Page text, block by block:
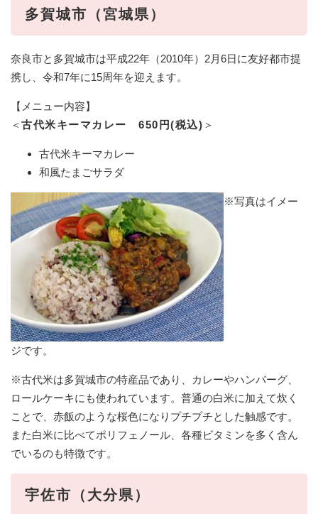
多賀城市（宮城県）
奈良市と多賀城市は平成22年（2010年）2月6日に友好都市提
携し、令和7年に15周年を迎えます。
【メニュー内容】
＜古代米キーマカレー 650円(税込) ＞
古代米キーマカレー
和風たまごサラダ
※写真はイメー
ジです。​
※古代米は多賀城市の特産品であり、カレーやハンバーグ、
ロールケーキにも使われています。普通の白米に加えて炊く
ことで、赤飯のような桜色になりプチプチとした触感です。
また白米に比べてポリフェノール、各種ビタミンを多く含ん
でいるのも特徴です。
宇佐市（大分県）